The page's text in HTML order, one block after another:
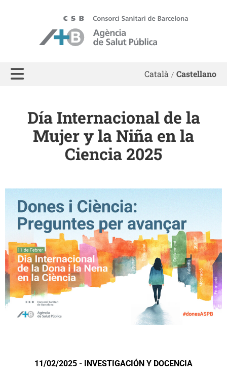
Català Castellano
Día Internacional de la
Mujer y la Niña en la
Ciencia 2025
11/02/2025 - INVESTIGACIÓN Y DOCENCIA